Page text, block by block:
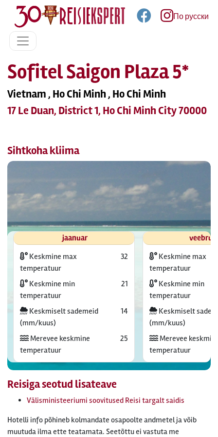
По русски
Sofitel Saigon Plaza 5*
Vietnam , Ho Chi Minh , Ho Chi Minh
17 Le Duan, District 1, Ho Chi Minh City 70000
Sihtkoha kliima
jaanuar
Keskmine max
temperatuur
32
Keskmine min
temperatuur
21
Keskmiselt sademeid
(mm/kuus)
14
Merevee keskmine
temperatuur
25
Keskmine max
temperatuur
Keskmine min
temperatuur
Keskmiselt
(mm/kuus)
Merevee
temperatuur
Reisiga seotud lisateave
Välisministeeriumi soovitused Reisi targalt saidis
Hotelli info põhineb kolmandate osapoolte andmetel ja võib
muutuda ilma ette teatamata. Seetõttu ei vastuta me